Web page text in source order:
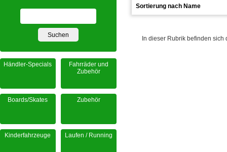
In dieser Rubrik befinden
Händler-Specials
Fahrräder und
Zubehör
Boards/Skates Zubehör
Kinderfahrzeuge Laufen / Running